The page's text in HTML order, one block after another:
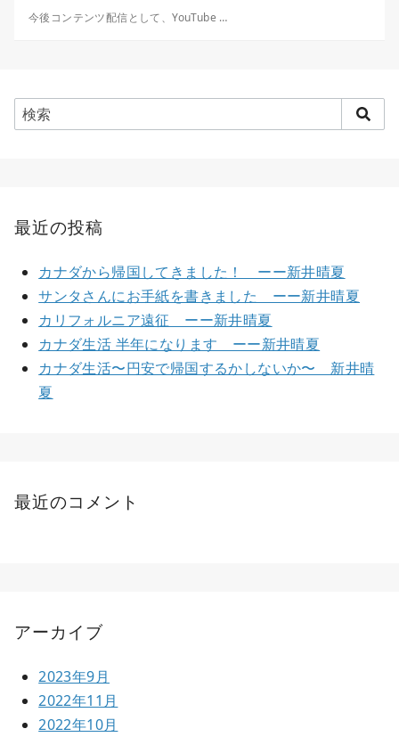
今後コンテンツ配信として、YouTube …
最近の投稿
カナダから帰国してきました！ ーー新井晴夏
サンタさんにお手紙を書きました ーー新井晴夏
カリフォルニア遠征 ーー新井晴夏
カナダ生活 半年になります ーー新井晴夏
カナダ生活〜円安で帰国するかしないか〜 新井晴
夏
最近のコメント
アーカイブ
2023年9月
2022年11月
2022年10月